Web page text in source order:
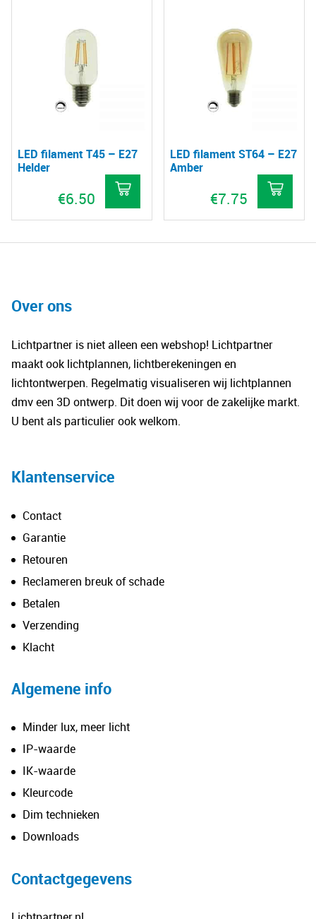
LED filament T45 – E27
Helder
€6.50
LED filament ST64 – E27
Amber
€7.75
Over ons
Lichtpartner is niet alleen een webshop! Lichtpartner
maakt ook lichtplannen, lichtberekeningen en
lichtontwerpen. Regelmatig visualiseren wij lichtplannen
dmv een 3D ontwerp. Dit doen wij voor de zakelijke markt.
U bent als particulier ook welkom.
Klantenservice
Contact
Garantie
Retouren
Reclameren breuk of schade
Betalen
Verzending
Klacht
Algemene info
Minder lux, meer licht
IP-waarde
IK-waarde
Kleurcode
Dim technieken
Downloads
Contactgegevens